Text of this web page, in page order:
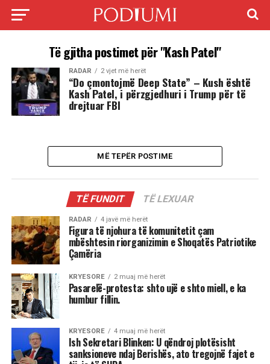
Të gjitha postimet për "Kash Patel"
RADAR 2 vjet më herët
“Do çmontojmë Deep State” – Kush është
Kash Patel, i përzgjedhuri i Trump për të
drejtuar FBI
MË TEPËR POSTIME
TË FUNDIT TË LEXUAR
RADAR 4 javë më herët
Figura të njohura të komunitetit çam
mbështesin riorganizimin e Shoqatës Patriotike
Çamëria
KRYESORE 2 muaj më herët
Pasarelë-protesta: shto ujë e shto miell, e ka
humbur fillin.
KRYESORE 4 muaj më herët
Ish Sekretari Blinken: U qëndroj plotësisht
sanksioneve ndaj Berishës, ato tregojnë fajet e